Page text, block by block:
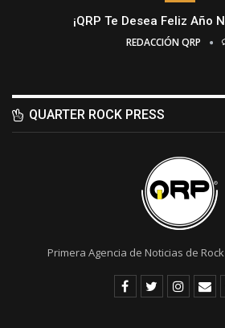
¡QRP Te Desea Feliz Año
REDACCIÓN QRP
QUARTER ROCK PRESS
Primera Agencia de Noticias de